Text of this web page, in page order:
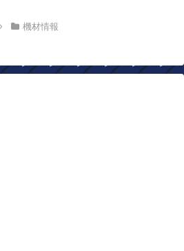
機材情報